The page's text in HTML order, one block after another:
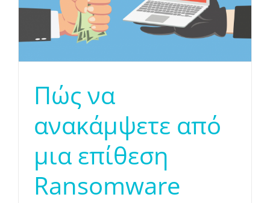
Πώς να
ανακάμψετε από
μια επίθεση
Ransomware